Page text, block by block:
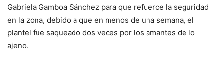
Gabriela Gamboa Sánchez para que refuerce la seguridad
en la zona, debido a que en menos de una semana, el
plantel fue saqueado dos veces por los amantes de lo
ajeno.